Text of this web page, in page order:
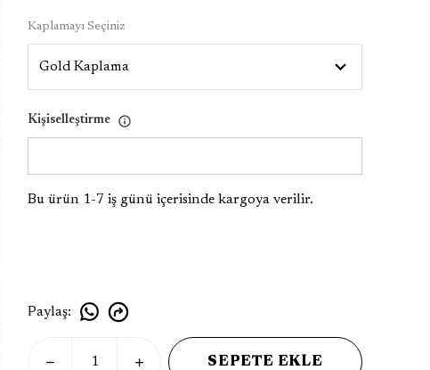
Kaplamayı Seçiniz
Kişiselleştirme
Bu ürün 1-7 iş günü içerisinde kargoya verilir.
Paylaş:
SEPETE EKLE